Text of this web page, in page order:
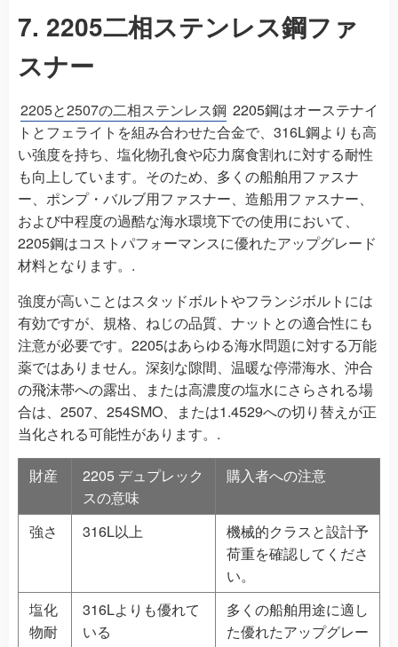
7. 2205二相ステンレス鋼ファ
スナー
2205と2507の二相ステンレス鋼 2205鋼はオーステナイ
トとフェライトを組み合わせた合金で、316L鋼よりも高
い強度を持ち、塩化物孔食や応力腐食割れに対する耐性
も向上しています。そのため、多くの船舶用ファスナ
ー、ポンプ・バルブ用ファスナー、造船用ファスナー、
および中程度の過酷な海水環境下での使用において、
2205鋼はコストパフォーマンスに優れたアップグレード
材料となります。.
強度が高いことはスタッドボルトやフランジボルトには
有効ですが、規格、ねじの品質、ナットとの適合性にも
注意が必要です。2205はあらゆる海水問題に対する万能
薬ではありません。深刻な隙間、温暖な停滞海水、沖合
の飛沫帯への露出、または高濃度の塩水にさらされる場
合は、2507、254SMO、または1.4529への切り替えが正
当化される可能性があります。.
財産
2205 デュプレック
スの意味
購入者への注意
強さ 316L以上
機械的クラスと設計予
荷重を確認してくださ
い。
塩化
物耐
316Lよりも優れて
いる
多くの船舶用途に適し
た優れたアップグレー